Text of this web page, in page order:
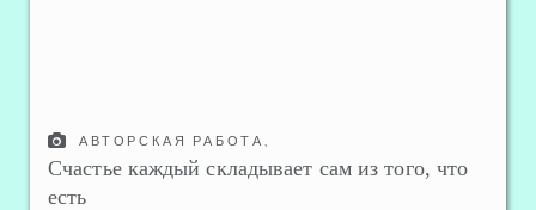
АВТОРСКАЯ РАБОТА
ОТНОШЕНИЯ С САМИМ СОБОЙ
Счастье каждый складывает сам из того, что
есть